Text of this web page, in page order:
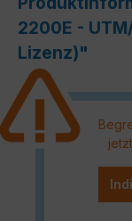
2200E -
Lizenz)"